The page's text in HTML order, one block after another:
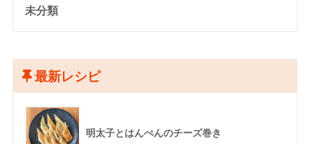
未分類
最新レシピ
明太子とはんぺんのチーズ巻き